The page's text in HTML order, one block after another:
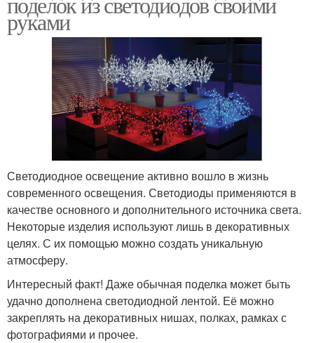
руками
Светодиодное освещение активно вошло в жизнь
современного освещения. Светодиоды применяются в
качестве основного и дополнительного источника света.
Некоторые изделия используют лишь в декоративных
целях. С их помощью можно создать уникальную
атмосферу.
Интересный факт! Даже обычная поделка может быть
удачно дополнена светодиодной лентой. Её можно
закреплять на декоративных нишах, полках, рамках с
фотографиями и прочее.